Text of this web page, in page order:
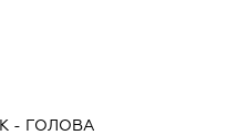
- ГОЛОВА